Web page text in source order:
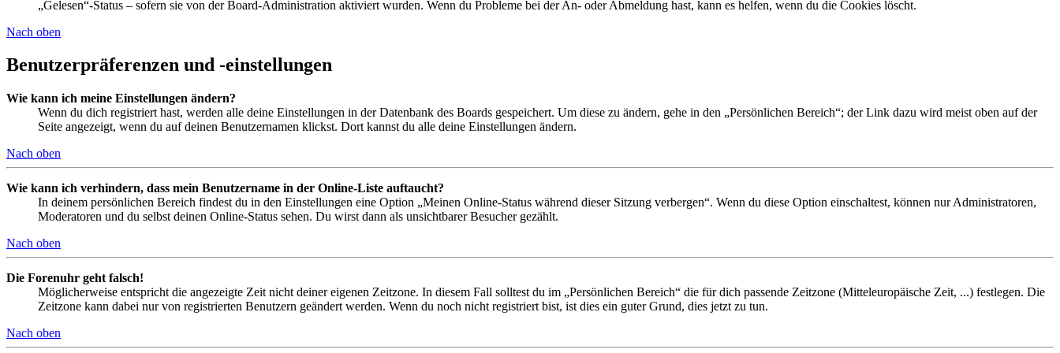
„Gelesen“-Status – sofern sie von der Board-Administration aktiviert wurden. Wenn du Probleme bei der An- oder Abmeldung hast, kann es helfen, wenn du die Cookies löscht.
Nach oben
Benutzerpräferenzen und -einstellungen
Wie kann ich meine Einstellungen ändern?
Wenn du dich registriert hast, werden alle deine Einstellungen in der Datenbank des Boards gespeichert. Um diese zu ändern, gehe in den „Persönlichen Bereich“; der Link dazu wird meist oben auf der
Seite angezeigt, wenn du auf deinen Benutzernamen klickst. Dort kannst du alle deine Einstellungen ändern.
Nach oben
Wie kann ich verhindern, dass mein Benutzername in der Online-Liste auftaucht?
In deinem persönlichen Bereich findest du in den Einstellungen eine Option „Meinen Online-Status während dieser Sitzung verbergen“. Wenn du diese Option einschaltest, können nur Administratoren,
Moderatoren und du selbst deinen Online-Status sehen. Du wirst dann als unsichtbarer Besucher gezählt.
Nach oben
Die Forenuhr geht falsch!
Möglicherweise entspricht die angezeigte Zeit nicht deiner eigenen Zeitzone. In diesem Fall solltest du im „Persönlichen Bereich“ die für dich passende Zeitzone (Mitteleuropäische Zeit, ...) festlegen. Die
Zeitzone kann dabei nur von registrierten Benutzern geändert werden. Wenn du noch nicht registriert bist, ist dies ein guter Grund, dies jetzt zu tun.
Nach oben